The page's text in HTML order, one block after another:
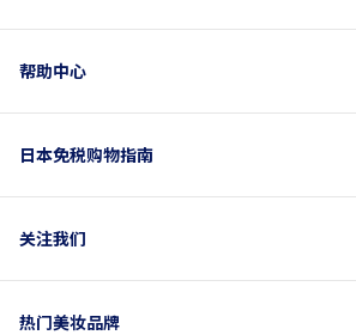
帮助中心
日本免税购物指南
关注我们
热门美妆品牌